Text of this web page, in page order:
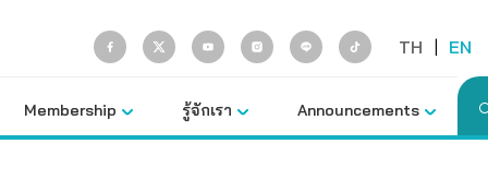
TH | EN
Membership รู้จักเรา Announcements